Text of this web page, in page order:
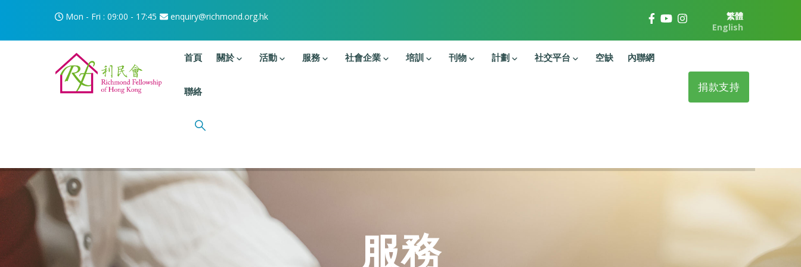
Mon - Fri : 09:00 - 17:45 enquiry@richmond.org.hk
繁體
English
主選單
首頁 關於 活動 服務 社會企業 培訓 刊物 計劃 社交平台 空缺 內聯網
聯絡 捐款支持
服務